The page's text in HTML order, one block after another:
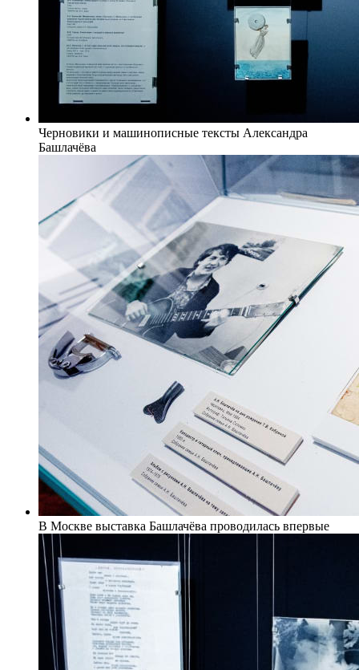
Черновики и машинописные тексты Александра
Башлачёва
В Москве выставка Башлачёва проводилась впервые